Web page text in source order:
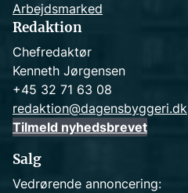
Arbejdsmarked
Redaktion
Chefredaktør
Kenneth Jørgensen
+45 32 71 63 08
redaktion@dagensbyggeri.dk
Tilmeld nyhedsbrevet
Salg
Vedrørende annoncering: